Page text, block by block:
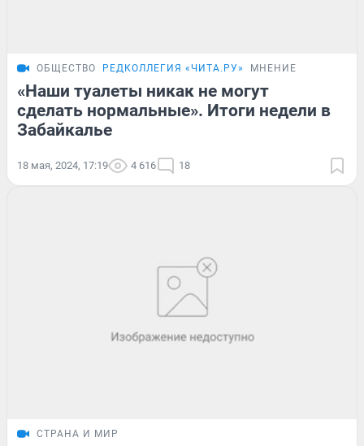
ОБЩЕСТВО РЕДКОЛЛЕГИЯ «ЧИТА.РУ» МНЕНИЕ
«Наши туалеты никак не могут
сделать нормальные». Итоги недели в
Забайкалье
18 мая, 2024, 17:19 4 616 18
СТРАНА И МИР